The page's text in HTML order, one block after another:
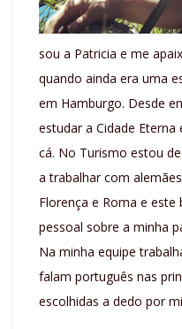
sou a Patricia e me
quando ainda era uma
em Hamburgo. Desde
estudar a Cidade
cá. No Turismo estou
a trabalhar com
Florença e Roma e
pessoal sobre a minha
Na minha equipe
falam português nas
escolhidas a dedo por